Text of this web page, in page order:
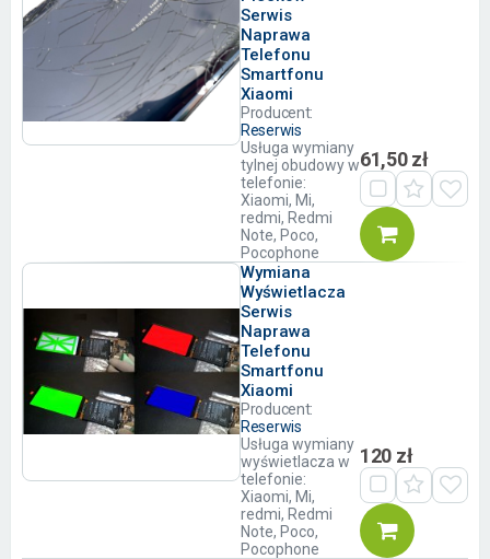
Serwis
Naprawa
Telefonu
Smartfonu
Xiaomi
Producent:
Reserwis
Usługa wymiany
tylnej obudowy w
telefonie:
Xiaomi, Mi,
redmi, Redmi
Note, Poco,
Pocophone
61,50 zł
Wymiana
Wyświetlacza
Serwis
Naprawa
Telefonu
Smartfonu
Xiaomi
Producent:
Reserwis
Usługa wymiany
wyświetlacza w
telefonie:
Xiaomi, Mi,
redmi, Redmi
Note, Poco,
Pocophone
120 zł